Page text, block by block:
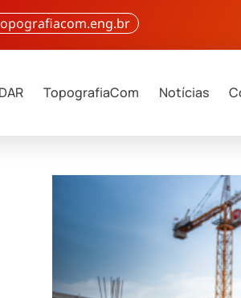
TopografiaCom Notícias